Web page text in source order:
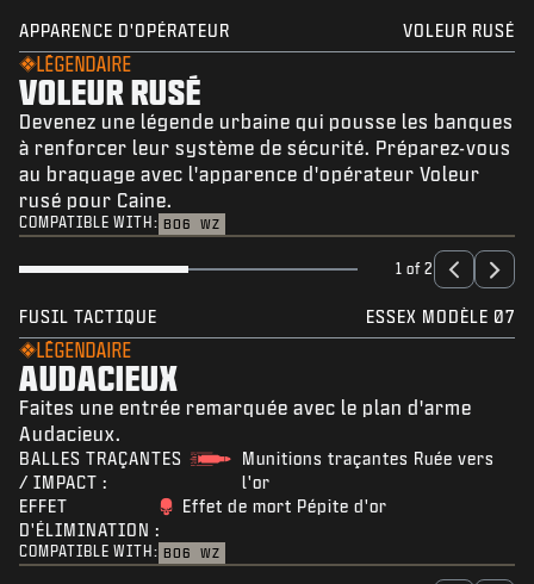
APPARENCE D'OPÉRATEUR VOLEUR RUSÉ
LÉGENDAIRE
VOLEUR RUSÉ
Devenez une légende urbaine qui pousse les banques
à renforcer leur système de sécurité. Préparez-vous
au braquage avec l'apparence d'opérateur Voleur
rusé pour Caine.
COMPATIBLE WITH: BO6 WZ
1 of 2
FUSIL TACTIQUE ESSEX MODÈLE 07
LÉGENDAIRE
AUDACIEUX
Faites une entrée remarquée avec le plan d'arme
Audacieux.
BALLES TRAÇANTES
/ IMPACT :
Munitions traçantes Ruée vers
l'or
EFFET
D'ÉLIMINATION :
Effet de mort Pépite d'or
COMPATIBLE WITH: BO6 WZ